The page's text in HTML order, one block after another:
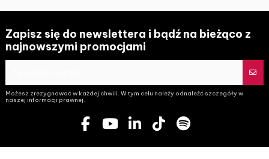
Zapisz się do newslettera i bądź na bieżąco z
najnowszymi promocjami
Możesz zrezygnować w każdej chwili. W tym celu należy odnaleźć szczegóły w
naszej informacji prawnej.